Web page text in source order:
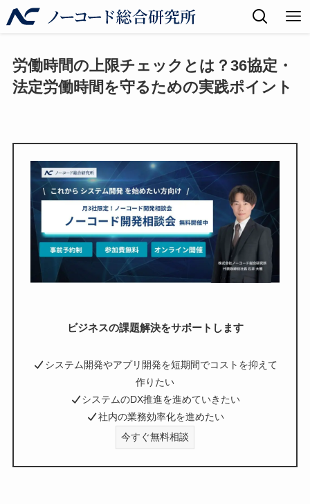
労働時間の上限チェックとは？36協定・
法定労働時間を守るための実践ポイント
ビジネスの課題解決をサポートします
システム開発やアプリ開発を短期間でコストを抑えて
作りたい
システムのDX推進を進めていきたい
社内の業務効率化を進めたい
今すぐ無料相談